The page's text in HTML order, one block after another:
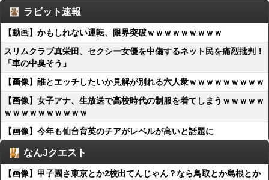
ラビット速報
【動画】かもしれない運転、限界突破ｗｗｗｗｗｗｗｗｗ
スリムクラブ真栄田、セクシー女優を中傷するネット民を痛烈批判！
「車の中臭そう」
【画像】誰とエッチしたいか見解が別れる六人衆ｗｗｗｗｗｗｗｗｗ
【画像】女子アナ、生放送で高校時代の制服を着てしまうｗｗｗｗｗ
ｗｗｗｗｗｗｗｗｗｗ
【画像】今年も仙台育英のチアがレベルが高いと話題に
なんJクエスト
【画像】甲子園さ東京とか2校出てんじゃん？なら鳥取とか島根とか